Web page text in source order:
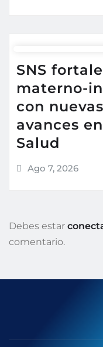
SNS
materno-
con
avances
Salud
Ago 7, 2026
Debes estar
comentario.